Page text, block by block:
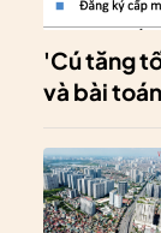
'Cú tăng
và bài